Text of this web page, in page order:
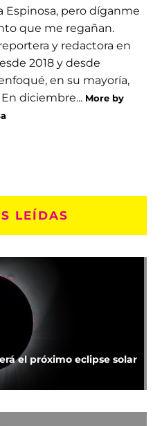
Espinosa, pero díganme
que me regañan.
y redactora en
2018 y desde
en su mayoría,
diciembre... More by
LEÍDAS
el próximo eclipse solar